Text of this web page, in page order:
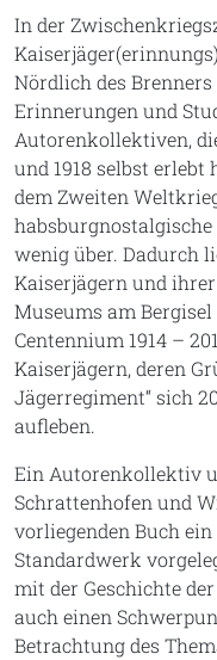
In der
Nördlich des
Erinnerungen und
Autorenkollektiven,
und 1918 selbst erlebt
dem Zweiten
wenig über. Dadurch
Kaiserjägern und
Museums am
Centennium 1914 –
Kaiserjägern, deren
Jägerregiment“ sich
aufleben.
Ein Autorenkollektiv
Schrattenhofen und
vorliegenden Buch
Standardwerk
mit der Geschichte
auch einen
Betrachtung des